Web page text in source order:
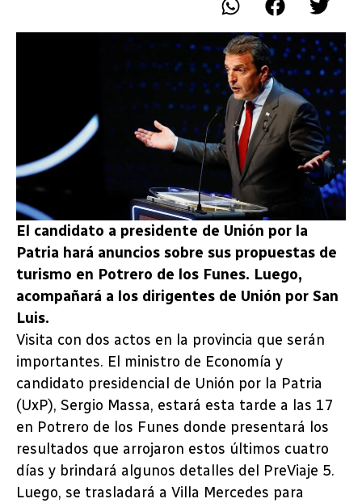
El candidato a presidente de Unión por la
Patria hará anuncios sobre sus propuestas de
turismo en Potrero de los Funes. Luego,
acompañará a los dirigentes de Unión por San
Luis.
Visita con dos actos en la provincia que serán
importantes. El ministro de Economía y
candidato presidencial de Unión por la Patria
(UxP), Sergio Massa, estará esta tarde a las 17
en Potrero de los Funes donde presentará los
resultados que arrojaron estos últimos cuatro
días y brindará algunos detalles del PreViaje 5.
Luego, se trasladará a Villa Mercedes para